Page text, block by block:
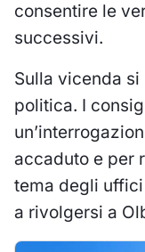
consentire le
successivi.
Sulla vicenda si
politica. I
accaduto e per
tema degli
a rivolgersi a